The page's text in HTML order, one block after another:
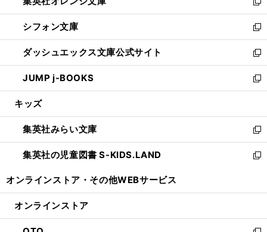
開
く
ウ
で
開
く
い
ウ
ィ
ン
ド
ウ
で
開
新
し
い
ウ
ィ
ン
ド
ウ
開
く
シフォン文庫
新
し
い
ウ
ィ
ン
ウ
で
開
く
ダッシュエックス文庫公式サイト
新
し
い
ウ
ン
ド
ウ
で
JUMP j-BOOKS
新
し
ウ
ィ
ン
ド
開
キッズ
集英社みらい文庫
新
し
い
ン
ウ
集英社の児童図書 S-KIDS.LAND
新
ウ
ン
オンラインストア・ その他WEBサービス
オンラインストア